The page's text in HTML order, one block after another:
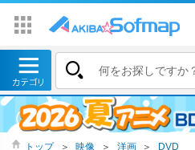
トップ ＞ 映像 ＞ 洋画 ＞ DVD